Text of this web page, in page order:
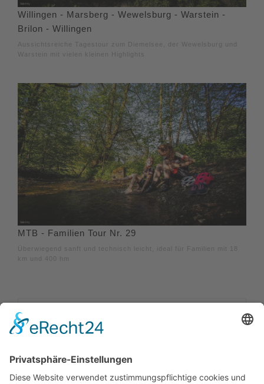
Willingen - Marsberg - Wewelsburg - Warstein -
Brilon - Willingen
Aussichtsreiche Tagestour zum Diemelsee, der Wewelsburg und
Warstein mit vielen kleinen Highlights
MTB - Familien Tour Nr. 29
Überwiegend sanft und technisch leicht, ideal für Familien mit 18
km und 400 hm